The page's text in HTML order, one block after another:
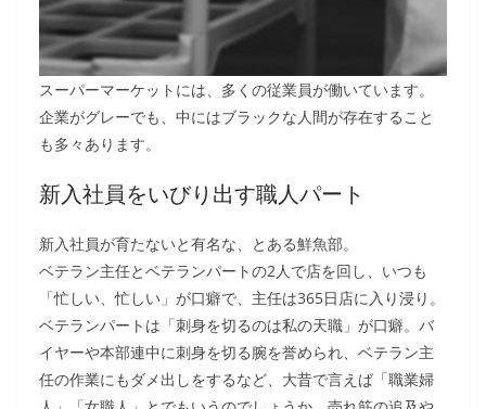
スーパーマーケットには、多くの従業員が働いています。
企業がグレーでも、中にはブラックな人間が存在すること
も多々あります。
新入社員をいびり出す職人パート
新入社員が育たないと有名な、とある鮮魚部。
ベテラン主任とベテランパートの2人で店を回し、いつも
「忙しい、忙しい」が口癖で、主任は365日店に入り浸り。
ベテランパートは「刺身を切るのは私の天職」が口癖。バ
イヤーや本部連中に刺身を切る腕を誉められ、ベテラン主
任の作業にもダメ出しをするなど、大昔で言えば「職業婦